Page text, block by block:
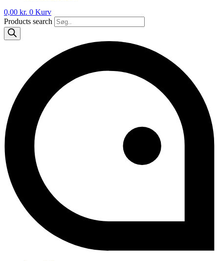
0,00 kr. 0 Kurv
Products search